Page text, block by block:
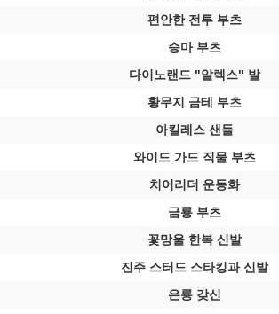
편안한 전투 부츠
승마 부츠
다이노랜드 "알렉스" 발
황무지 금테 부츠
아킬레스 샌들
와이드 가드 직물 부츠
치어리더 운동화
금룡 부츠
꽃망울 한복 신발
진주 스터드 스타킹과 신발
은룡 갖신